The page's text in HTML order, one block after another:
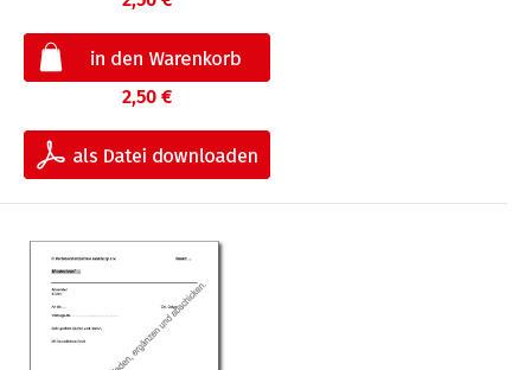
2,50 €